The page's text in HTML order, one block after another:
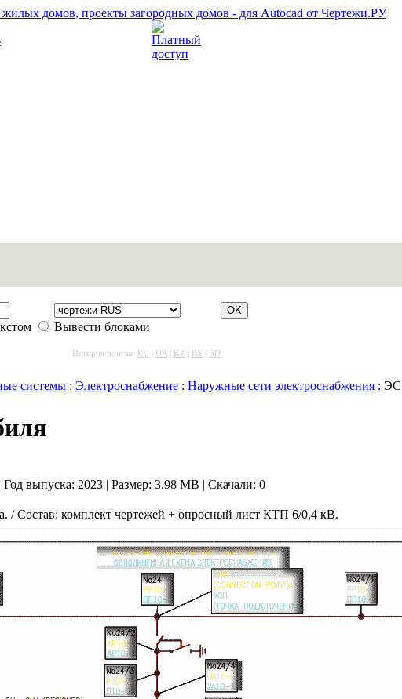
Вывести блоками
История поиска: RU UA KZ BY 3D
системы : Электроснабжение : Наружные сети электроснабжения : ЭС
Год выпуска: 2023 | Размер: 3.98 MB | Скачали: 0
/ Состав: комплект чертежей + опросный лист КТП 6/0,4 кВ.